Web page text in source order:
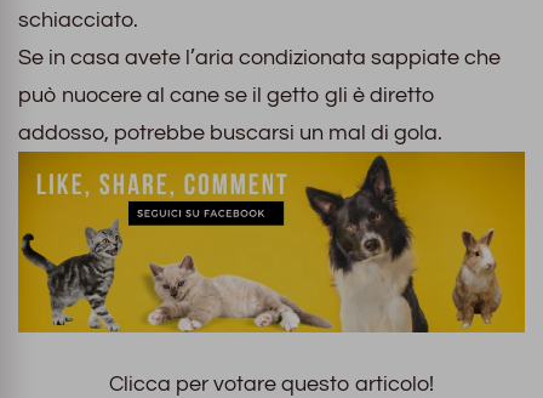
schiacciato.
Se in casa avete l’aria condizionata sappiate che
può nuocere al cane se il getto gli è diretto
addosso, potrebbe buscarsi un mal di gola.
Clicca per votare questo articolo!